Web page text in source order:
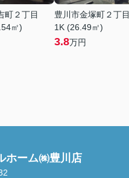
町２丁目
㎡)
豊川市金塚町２丁目
1K (26.49㎡)
3.8万円
ホーム㈱豊川店